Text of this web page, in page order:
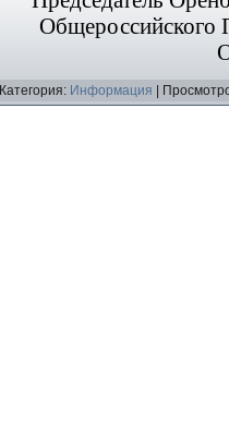
Общероссийского
Категория: Информация